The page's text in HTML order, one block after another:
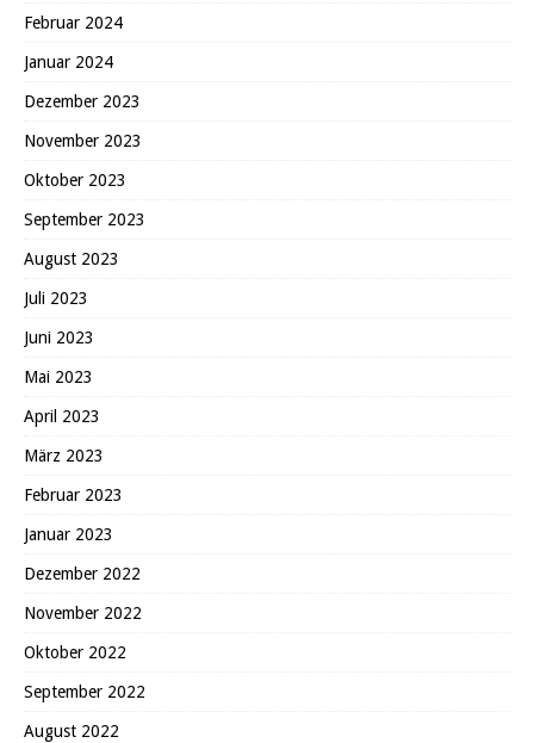
Februar 2024
Januar 2024
Dezember 2023
November 2023
Oktober 2023
September 2023
August 2023
Juli 2023
Juni 2023
Mai 2023
April 2023
März 2023
Februar 2023
Januar 2023
Dezember 2022
November 2022
Oktober 2022
September 2022
August 2022